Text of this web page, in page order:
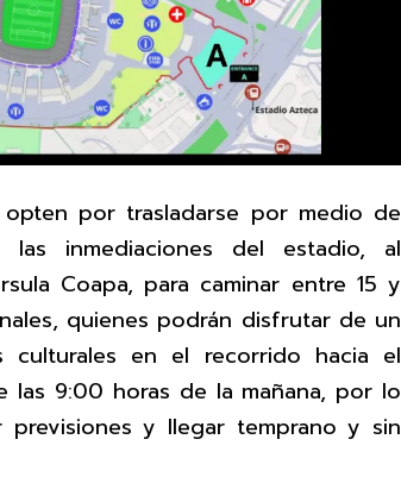
por trasladarse por medio de
inmediaciones del estadio, al
Coapa, para caminar entre 15 y
quienes podrán disfrutar de un
culturales en el recorrido hacia el
las 9:00 horas de la mañana, por lo
y llegar temprano y sin